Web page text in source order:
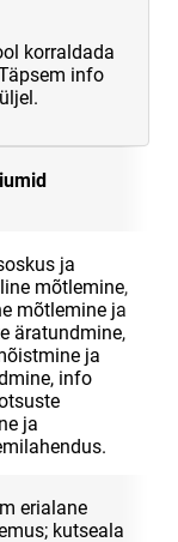
korraldada
info
ja
mõtlemine,
mõtlemine ja
äratundmine,
ja
info
ja
erialane
kutseala